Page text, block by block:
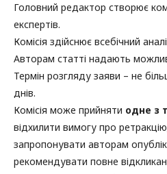
Головний редактор створює
експертів.
Комісія здійснює всебічний
Авторам статті надають
Термін розгляду заяви – не
днів.
Комісія може прийняти одне з
відхилити вимогу про
запропонувати авторам
рекомендувати повне